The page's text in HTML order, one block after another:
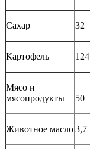
Сахар 32
Картофель 124
Мясо и
мясопродукты
50
Животное масло3,7